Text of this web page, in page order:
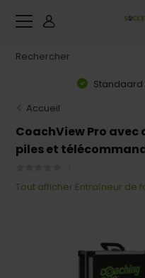
Accueil
CoachView Pro
piles et
Tout afficher Entraîneur de